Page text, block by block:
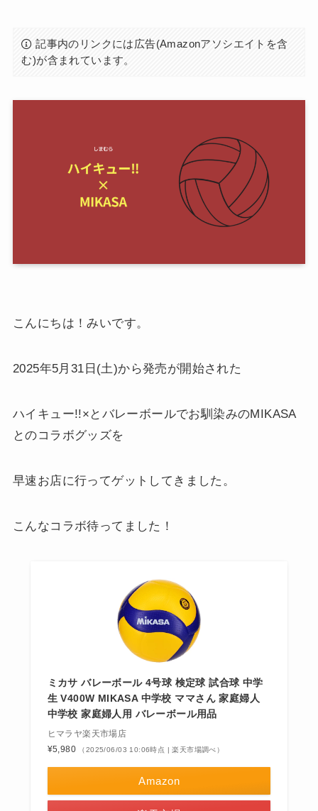
記事内のリンクには広告(Amazonアソシエイトを含
む)が含まれています。
こんにちは！みいです。
2025年5月31日(土)から発売が開始された
ハイキュー!!×とバレーボールでお馴染みのMIKASA
とのコラボグッズを
早速お店に行ってゲットしてきました。
こんなコラボ待ってました！
ミカサ バレーボール 4号球 検定球 試合球 中学
生 V400W MIKASA 中学校 ママさん 家庭婦人
中学校 家庭婦人用 バレーボール用品
ヒマラヤ楽天市場店
¥5,980
（2025/06/03 10:06時点 | 楽天市場調べ）
Amazon